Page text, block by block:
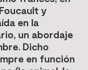
y
en la
un abordaje
Dicho
en función